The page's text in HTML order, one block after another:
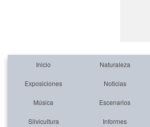
Inicio Naturaleza
Exposiciones Noticias
Música Escenarios
Silvicultura Informes